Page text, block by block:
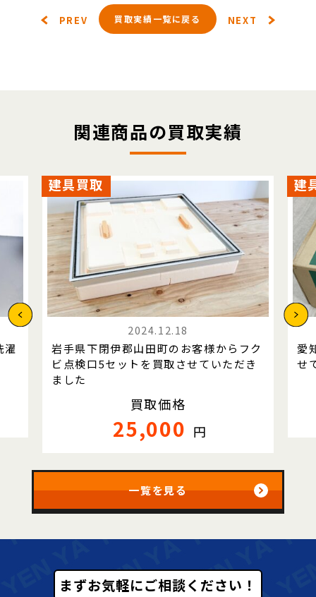
PREV 買取実績一覧に戻る NEXT
関連商品の買取実績
濯
建具買取
2024.12.18
岩手県下閉伊郡山田町のお客様からフク
ビ点検口5セットを買取させていただき
ました
買取価格
25,000 円
建
愛
せ
一覧を見る
まずお気軽にご相談ください！